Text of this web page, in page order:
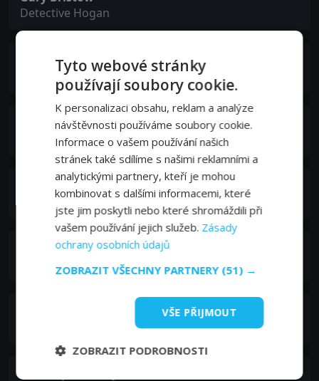
Detective Hogan
Katherine Diaz
Jessica Galinas
Seth Goodfellow
Mark Harding
Kiki Harris
Megan
Tyto webové stránky
používají soubory cookie.
K personalizaci obsahu, reklam a analýze
návštěvnosti používáme soubory cookie.
Informace o vašem používání našich
stránek také sdílíme s našimi reklamními a
analytickými partnery, kteří je mohou
kombinovat s dalšími informacemi, které
jste jim poskytli nebo které shromáždili při
vašem používání jejich služeb. Zásady
ochrany osobních údajů
ZOBRAZIT VŠECHNY PARTNERY (51) →
VŠE PŘIJMOUT
ZOBRAZIT PODROBNOSTI